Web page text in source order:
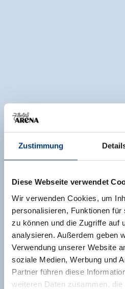
Zustimmung
Diese Webseite verwendet
Wir verwenden Cookies, um
personalisieren, Funktionen
zu können und die Zugriffe auf
analysieren. Außerdem geben
Verwendung unserer Website
soziale Medien, Werbung und
Partner führen diese
weiteren Daten zusammen,